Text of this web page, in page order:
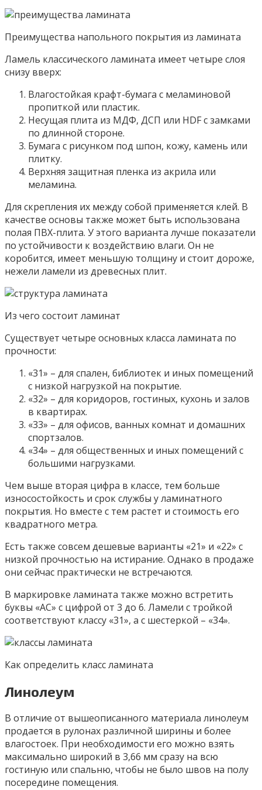
Преимущества напольного покрытия из ламината
Ламель классического ламината имеет четыре слоя
снизу вверх:
Влагостойкая крафт-бумага с меламиновой
пропиткой или пластик.
Несущая плита из МДФ, ДСП или HDF с замками
по длинной стороне.
Бумага с рисунком под шпон, кожу, камень или
плитку.
Верхняя защитная пленка из акрила или
меламина.
Для скрепления их между собой применяется клей. В
качестве основы также может быть использована
полая ПВХ-плита. У этого варианта лучше показатели
по устойчивости к воздействию влаги. Он не
коробится, имеет меньшую толщину и стоит дороже,
нежели ламели из древесных плит.
Из чего состоит ламинат
Существует четыре основных класса ламината по
прочности:
«31» – для спален, библиотек и иных помещений
с низкой нагрузкой на покрытие.
«32» – для коридоров, гостиных, кухонь и залов
в квартирах.
«33» – для офисов, ванных комнат и домашних
спортзалов.
«34» – для общественных и иных помещений с
большими нагрузками.
Чем выше вторая цифра в классе, тем больше
износостойкость и срок службы у ламинатного
покрытия. Но вместе с тем растет и стоимость его
квадратного метра.
Есть также совсем дешевые варианты «21» и «22» с
низкой прочностью на истирание. Однако в продаже
они сейчас практически не встречаются.
В маркировке ламината также можно встретить
буквы «АС» с цифрой от 3 до 6. Ламели с тройкой
соответствуют классу «31», а с шестеркой – «34».
Как определить класс ламината
Линолеум
В отличие от вышеописанного материала линолеум
продается в рулонах различной ширины и более
влагостоек. При необходимости его можно взять
максимально широкий в 3,66 мм сразу на всю
гостиную или спальню, чтобы не было швов на полу
посередине помещения.